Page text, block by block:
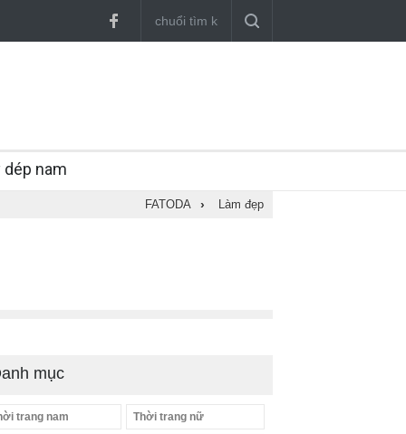
dép nam
FATODA › Làm đẹp
mục
trang nam Thời trang nữ